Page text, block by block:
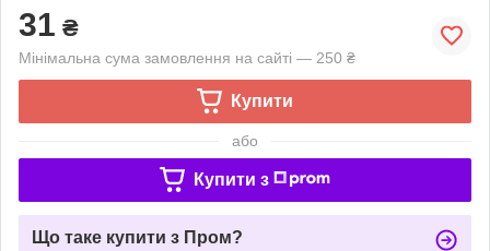
31 ₴
Мінімальна сума замовлення на сайті — 250 ₴
Купити
або
Купити з
Що таке купити з Пром?